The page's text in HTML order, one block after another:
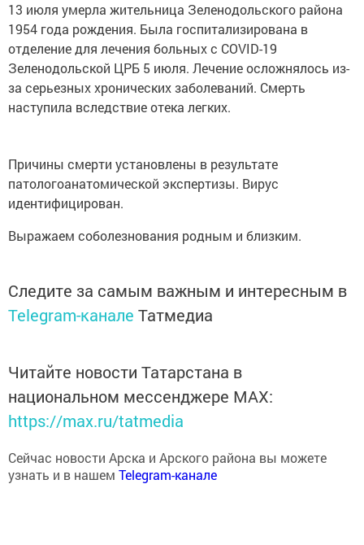
13 июля умерла жительница Зеленодольского района
1954 года рождения. Была госпитализирована в
отделение для лечения больных с COVID-19
Зеленодольской ЦРБ 5 июля. Лечение осложнялось из-
за серьезных хронических заболеваний. Смерть
наступила вследствие отека легких.
Причины смерти установлены в результате
патологоанатомической экспертизы. Вирус
идентифицирован.
Выражаем соболезнования родным и близким.
Следите за самым важным и интересным в
Telegram-канале Татмедиа
Читайте новости Татарстана в
национальном мессенджере MАХ:
https://max.ru/tatmedia
Сейчас новости Арска и Арского района вы можете
узнать и в нашем Telegram-канале